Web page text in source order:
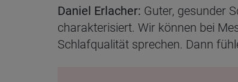
Daniel Erlacher: Guter, gesunder
charakterisiert. Wir können bei
Schlafqualität sprechen. Dann